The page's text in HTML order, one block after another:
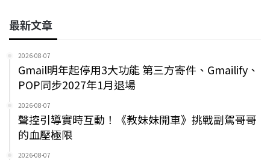
最新文章
2026-08-07
Gmail明年起停用3大功能 第三方寄件、Gmailify、
POP同步2027年1月退場
2026-08-07
聲控引導實時互動！《教妹妹開車》挑戰副駕哥哥
的血壓極限
2026-08-07